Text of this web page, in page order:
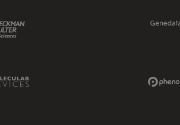
Molecular Devices Link